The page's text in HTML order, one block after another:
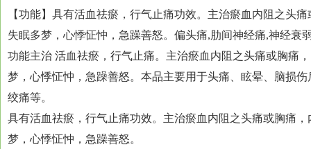
【功能】具有活血祛瘀，行气止痛功效。主治瘀血内阻之头
失眠多梦，心悸怔忡，急躁善怒。偏头痛,肋间神经痛,神经衰
功能主治 活血祛瘀，行气止痛。主治瘀血内阻之头痛或胸痛
梦，心悸怔忡，急躁善怒。本品主要用于头痛、眩晕、脑损
绞痛等。
具有活血祛瘀，行气止痛功效。主治瘀血内阻之头痛或胸痛
梦，心悸怔忡，急躁善怒。